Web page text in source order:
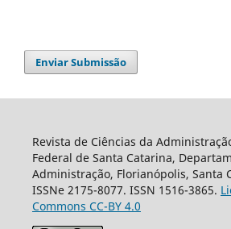
Enviar Submissão
Revista de Ciências da
Federal de Santa Catarina,
Administração, Florianópolis, Santa
ISSNe 2175-8077. ISSN 1516-3865.
Commons CC-BY 4.0